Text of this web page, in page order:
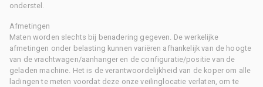
onderstel.
Afmetingen
Maten worden slechts bij benadering gegeven. De werkelijke
afmetingen onder belasting kunnen variëren afhankelijk van de hoogte
van de vrachtwagen/aanhanger en de configuratie/positie van de
geladen machine. Het is de verantwoordelijkheid van de koper om alle
ladingen te meten voordat deze onze veilinglocatie verlaten, om te